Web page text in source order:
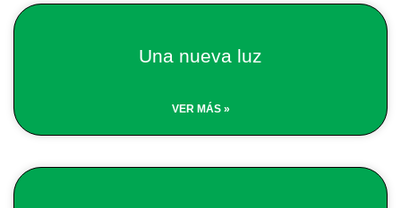
Una nueva luz
VER MÁS »